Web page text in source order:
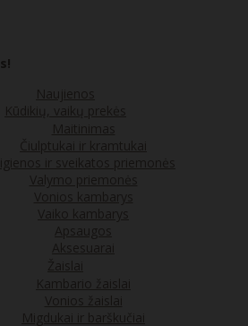
Naujienos
Kūdikių, vaikų prekės
Maitinimas
Čiulptukai ir kramtukai
ir sveikatos priemonės
Valymo priemonės
Vonios kambarys
Vaiko kambarys
Apsaugos
Aksesuarai
Žaislai
Kambario žaislai
Vonios žaislai
Migdukai ir barškučiai